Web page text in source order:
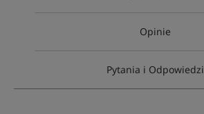
Opinie
Pytania i Odpowiedzi